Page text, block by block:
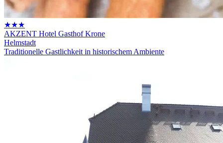
★★★
AKZENT Hotel Gasthof Krone
Helmstadt
Traditionelle Gastlichkeit in historischem Ambiente